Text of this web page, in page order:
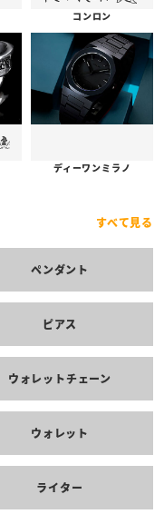
コンロン
ディーワンミラノ
すべて見る
ペンダント
ピアス
ウォレットチェーン
ウォレット
ライター